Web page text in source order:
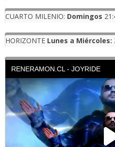
CUARTO MILENIO: Domingos
HORIZONTE Lunes a Miércoles: